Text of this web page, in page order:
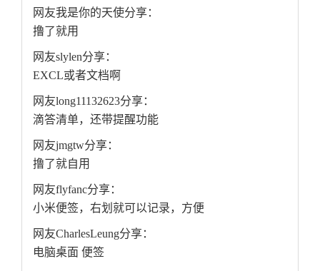
网友我是你的天使分享：
撸了就用
网友slylen分享：
EXCL或者文档啊
网友long11132623分享：
滴答清单，还带提醒功能
网友jmgtw分享：
撸了就自用
网友flyfanc分享：
小米便签，右划就可以记录，方便
网友CharlesLeung分享：
电脑桌面 便签